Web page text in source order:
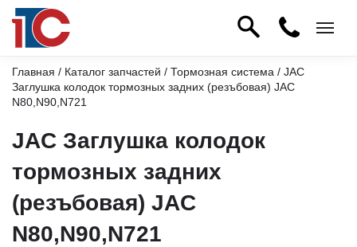
Главная / Каталог запчастей / Тормозная система / JAC
Заглушка колодок тормозных задних (резъбовая) JAC
N80,N90,N721
JAC Заглушка колодок
тормозных задних
(резъбовая) JAC
N80,N90,N721